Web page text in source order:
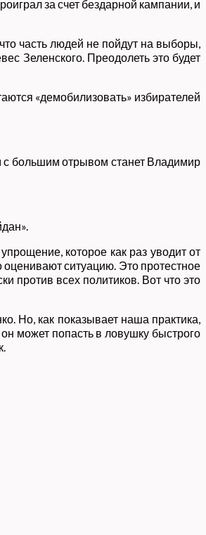
за счет бездарной кампании, и
часть людей не пойдут на выборы,
Зеленского. Преодолеть это будет
«демобилизовать» избирателей
с большим отрывом станет Владимир
которое как раз уводит от
оценивают ситуацию. Это протестное
против всех политиков. Вот что это
Но, как показывает наша практика,
может попасть в ловушку быстрого